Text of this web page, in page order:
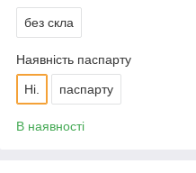
без скла
Наявність паспарту
Ні. паспарту
В наявності